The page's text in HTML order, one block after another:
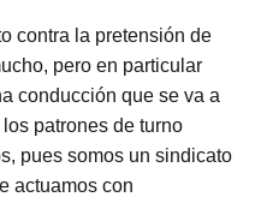
contra la pretensión de
pero en particular
conducción que se va a
patrones de turno
pues somos un sindicato
actuamos con